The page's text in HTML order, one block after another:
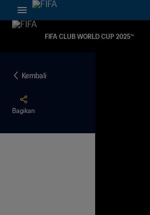
FIFA CLUB WORLD CUP 2025™
Kembali
Bagikan